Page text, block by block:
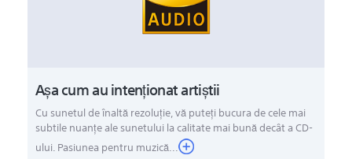
Aşa cum au intenţionat artiştii
Cu sunetul de înaltă rezoluție, vă puteți bucura de cele mai
subtile nuanțe ale sunetului la calitate mai bună decât a CD-
ului. Pasiunea pentru muzică...